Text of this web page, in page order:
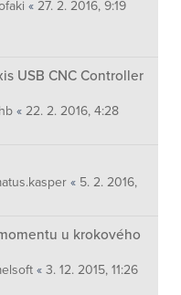
« 27. 2. 2016, 9:19
USB CNC Controller
« 22. 2. 2016, 4:28
« 5. 2. 2016,
u krokového
« 3. 12. 2015, 11:26